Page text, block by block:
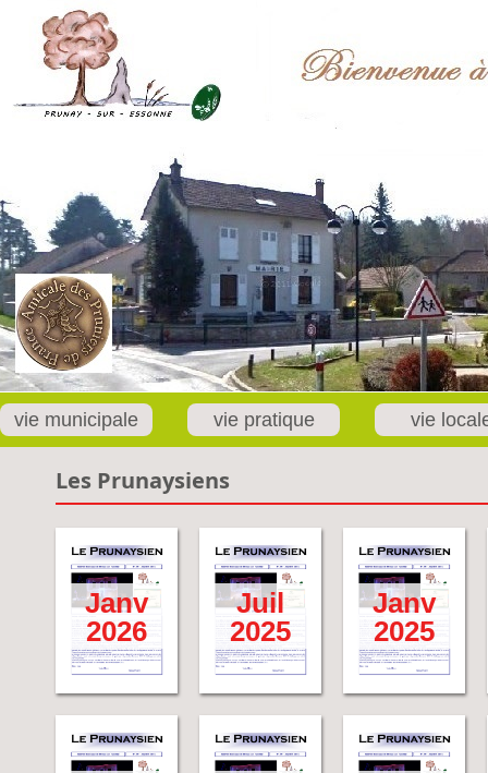
vie municipale vie pratique vie
Les Prunaysiens
Janv
2026
Juil
2025
Janv
2025